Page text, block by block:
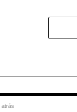
uma
de Cuiabá, que
público foi
para cargos de
analista
atrás